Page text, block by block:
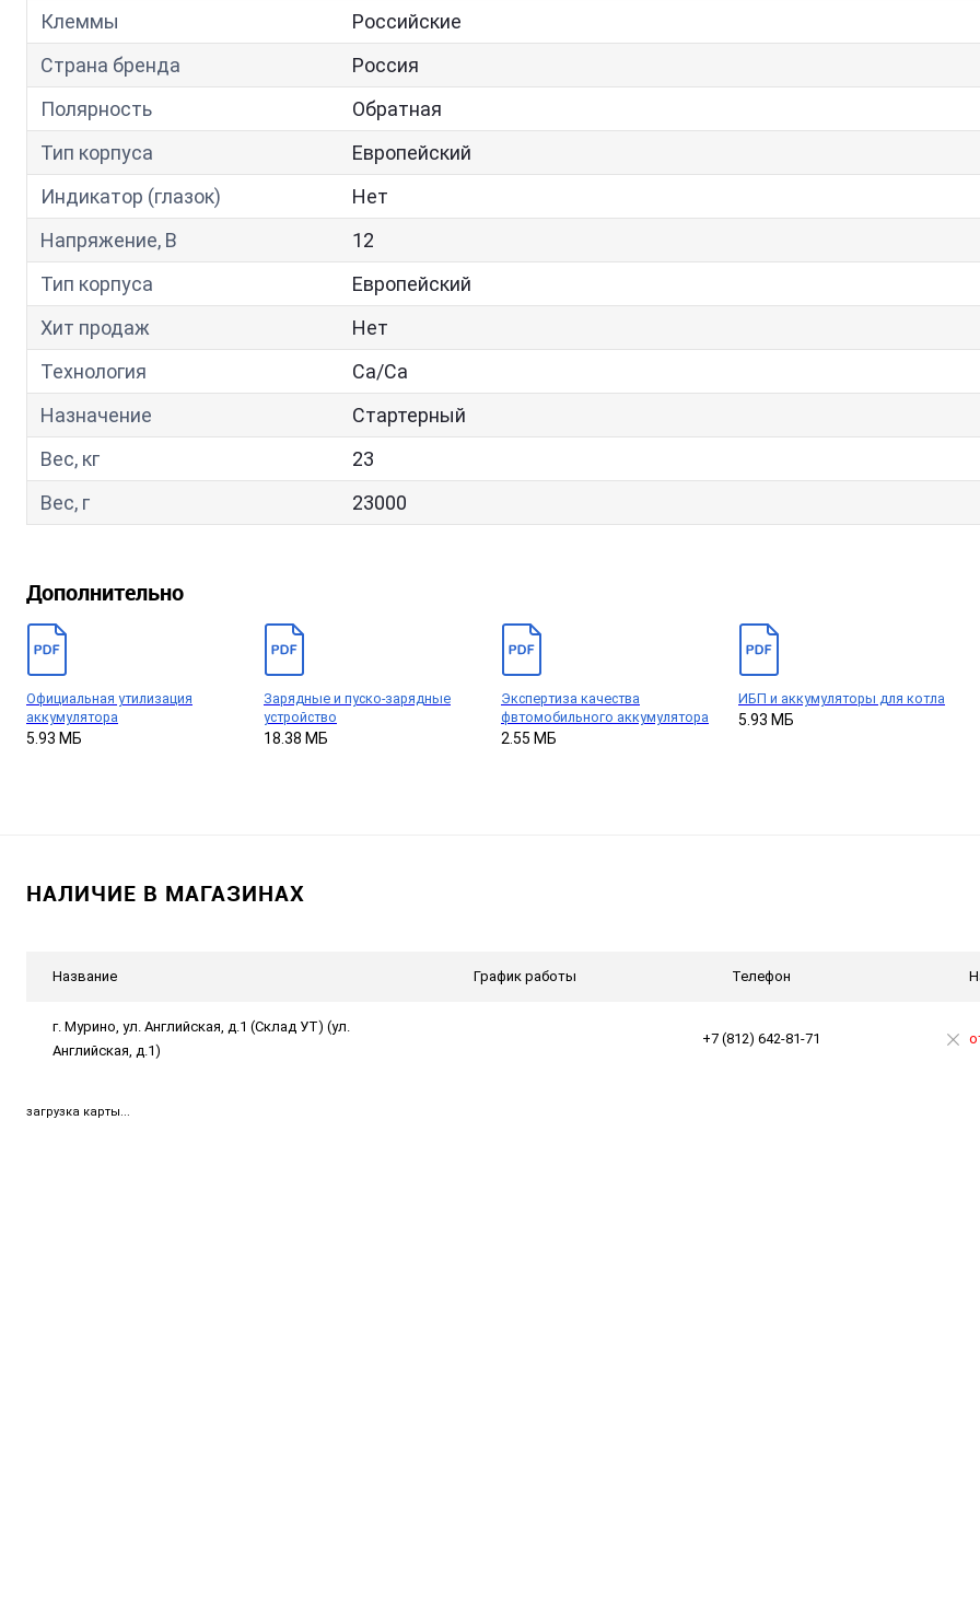
Клеммы
Российские
Страна бренда
Россия
Полярность
Обратная
Тип корпуса
Европейский
Индикатор (глазок)
Нет
Напряжение, В
12
Тип корпуса
Европейский
Хит продаж
Нет
Технология
Са/Са
Назначение
Стартерный
Вес, кг
23
Вес, г
23000
Дополнительно
Официальная утилизация
аккумулятора
5.93 МБ
Зарядные и пуско-зарядные
устройство
18.38 МБ
Экспертиза качества
фвтомобильного аккумулятора
2.55 МБ
ИБП и аккумуляторы для котла
5.93 МБ
НАЛИЧИЕ В МАГАЗИНАХ
Название График работы Телефон
г. Мурино, ул. Английская, д.1 (Склад УТ) (ул.
Английская, д.1)
+7 (812) 642-81-71
загрузка карты...